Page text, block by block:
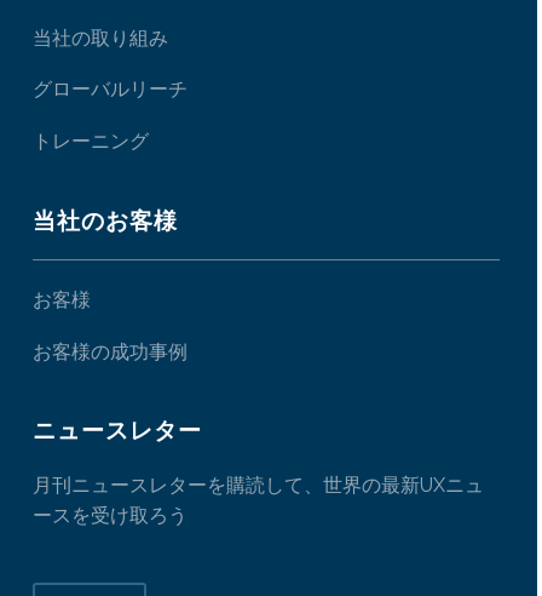
当社の取り組み
グローバルリーチ
トレーニング
当社のお客様
お客様
お客様の成功事例
ニュースレター
月刊ニュースレターを購読して、世界の最新UXニュ
ースを受け取ろう